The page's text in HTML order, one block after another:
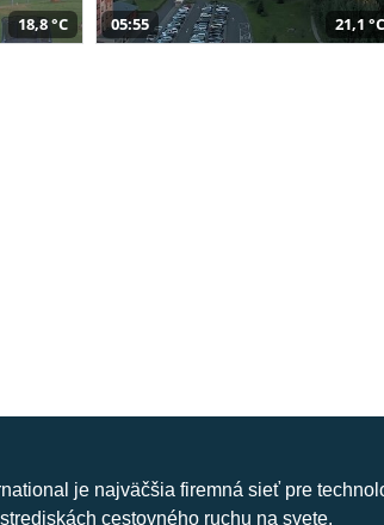
18,8 °C 05:55 21,1 °C
je najväčšia firemná sieť pre
cestovného ruchu na svete.